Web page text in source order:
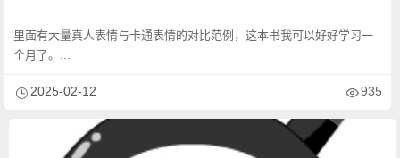
里面有大量真人表情与卡通表情的对比范例，这本书我可以好好学习一
个月了。...
2025-02-12 935